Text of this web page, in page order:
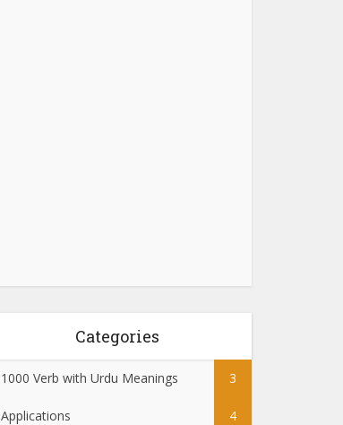
Categories
1000 Verb with Urdu Meanings 3
Applications 4